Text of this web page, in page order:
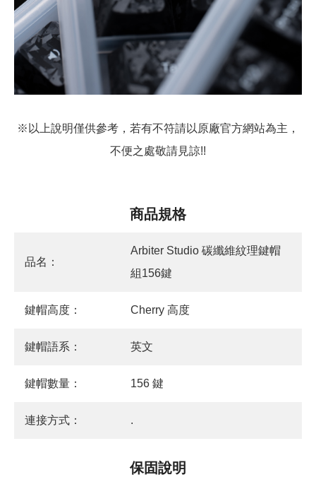
※以上說明僅供參考，若有不符請以原廠官方網站為主，
不便之處敬請見諒!!
商品規格
品名：
Arbiter Studio 碳纖維紋理鍵帽
組156鍵
鍵帽高度： Cherry 高度
鍵帽語系： 英文
鍵帽數量： 156 鍵
連接方式： .
保固說明